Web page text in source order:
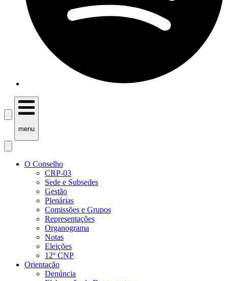
menu
O Conselho
CRP-03
Sede e Subsedes
Gestão
Plenárias
Comissões e Grupos
Representações
Organograma
Notas
Eleições
12º CNP
Orientação
Denúncia